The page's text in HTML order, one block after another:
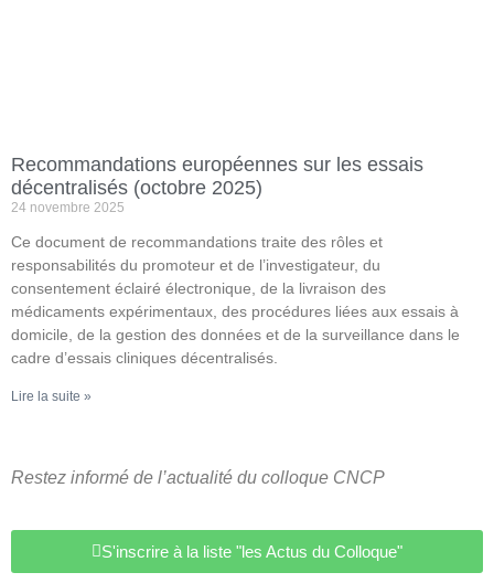
Recommandations européennes sur les essais
décentralisés (octobre 2025)
24 novembre 2025
Ce document de recommandations traite des rôles et
responsabilités du promoteur et de l’investigateur, du
consentement éclairé électronique, de la livraison des
médicaments expérimentaux, des procédures liées aux essais à
domicile, de la gestion des données et de la surveillance dans le
cadre d’essais cliniques décentralisés.
Lire la suite »
Restez informé de l’actualité du colloque CNCP
S'inscrire à la liste "les Actus du Colloque"